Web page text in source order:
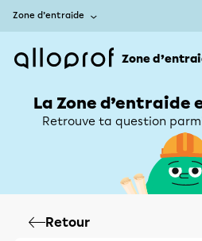
Zone d’entraide
Zone
La Zone d’entraide
Retrouve ta question
Retour